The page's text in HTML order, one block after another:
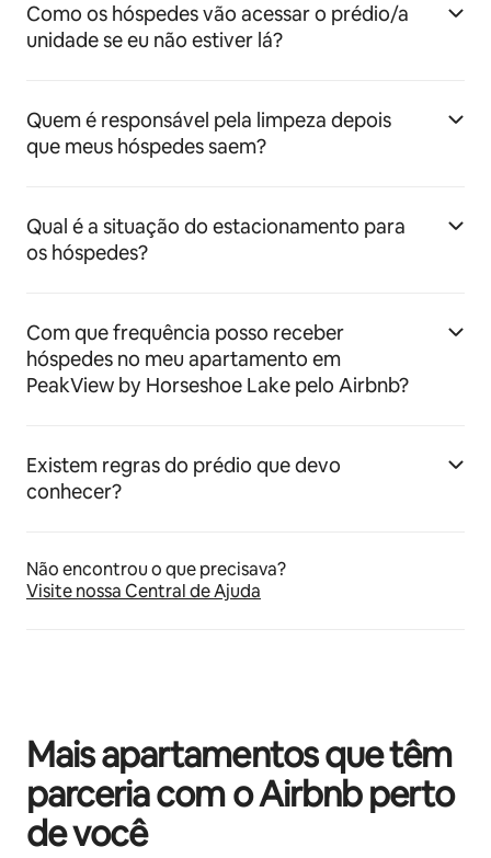
Como os hóspedes vão acessar o prédio/a
unidade se eu não estiver lá?
Quem é responsável pela limpeza depois
que meus hóspedes saem?
Qual é a situação do estacionamento para
os hóspedes?
Com que frequência posso receber
hóspedes no meu apartamento em
PeakView by Horseshoe Lake pelo Airbnb?
Existem regras do prédio que devo
conhecer?
Não encontrou o que precisava?
Visite nossa Central de Ajuda
Mais apartamentos que têm
parceria com o Airbnb perto
de você